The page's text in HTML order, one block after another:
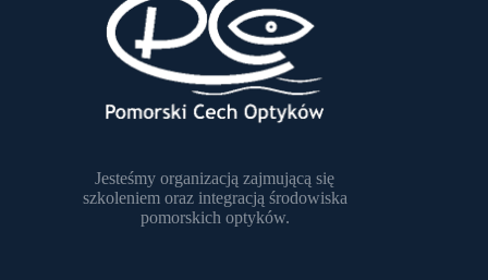
Jesteśmy organizacją zajmującą się
szkoleniem oraz integracją środowiska
pomorskich optyków.